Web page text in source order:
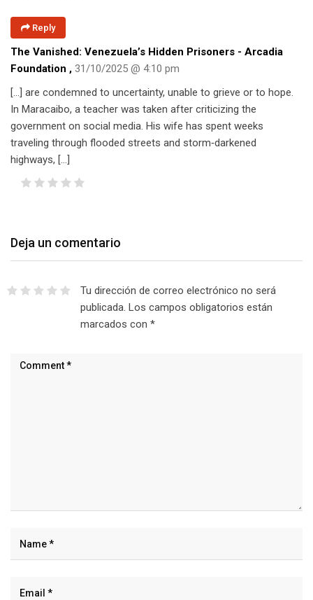
Reply
The Vanished: Venezuela’s Hidden Prisoners - Arcadia
Foundation , 31/10/2025 @ 4:10 pm
[…] are condemned to uncertainty, unable to grieve or to hope.
In Maracaibo, a teacher was taken after criticizing the
government on social media. His wife has spent weeks
traveling through flooded streets and storm‑darkened
highways, […]
Deja un comentario
Tu dirección de correo electrónico no será
publicada. Los campos obligatorios están
marcados con *